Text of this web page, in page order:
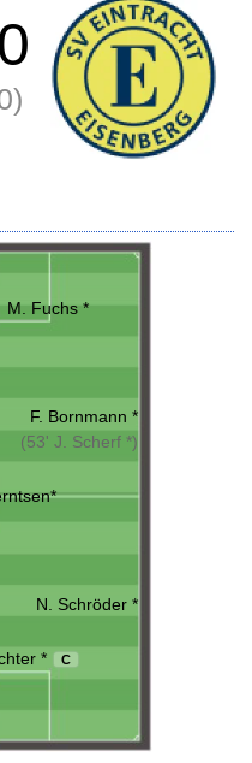
0
M. Fuchs *
F. Bornmann *
(53' J. Scherf *)
N. Schröder *
* C